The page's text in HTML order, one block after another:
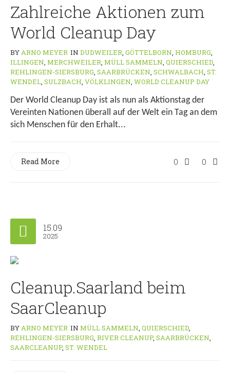
Zahlreiche Aktionen zum
World Cleanup Day
BYARNO MEYER IN DUDWEILER, GÖTTELBORN, HOMBURG,
ILLINGEN, MERCHWEILER, MÜLL SAMMELN, QUIERSCHIED,
REHLINGEN-SIERSBURG, SAARBRÜCKEN, SCHWALBACH, ST.
WENDEL, SULZBACH, VÖLKLINGEN, WORLD CLEANUP DAY
Der World Cleanup Day ist als nun als Aktionstag der
Vereinten Nationen überall auf der Welt ein Tag an dem
sich Menschen für den Erhalt...
0 0
Read More
15.09
2025
Cleanup.Saarland beim
SaarCleanup
BYARNO MEYER IN MÜLL SAMMELN, QUIERSCHIED,
REHLINGEN-SIERSBURG, RIVER CLEANUP, SAARBRÜCKEN,
SAARCLEANUP, ST. WENDEL